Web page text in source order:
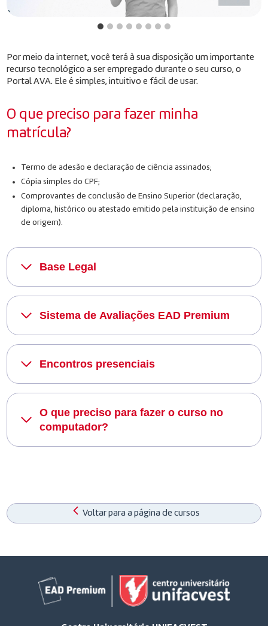
Por meio da internet, você terá à sua disposição um importante
recurso tecnológico a ser empregado durante o seu curso, o
Portal AVA. Ele é simples, intuitivo e fácil de usar.
O que preciso para fazer minha
matrícula?
Termo de adesão e declaração de ciência assinados;
Cópia simples do CPF;
Comprovantes de conclusão de Ensino Superior (declaração,
diploma, histórico ou atestado emitido pela instituição de ensino
de origem).
Base Legal
Sistema de Avaliações EAD Premium
Encontros presenciais
O que preciso para fazer o curso no
computador?
Voltar para a página de cursos